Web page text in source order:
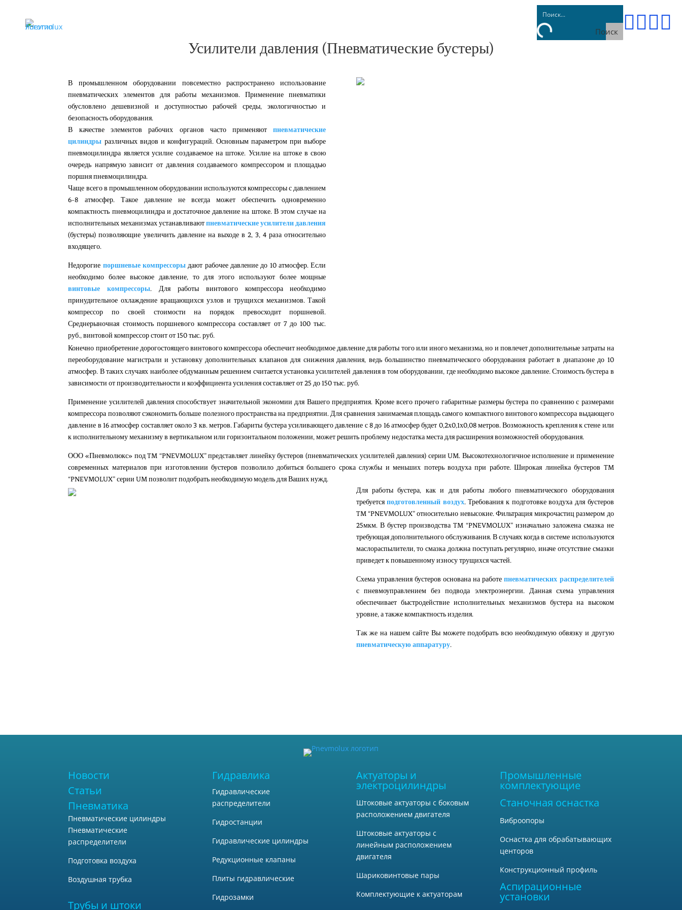
Поиск 
Усилители давления (Пневматические бустеры)
В промышленном оборудовании повсеместно распространено использование
пневматических элементов для работы механизмов. Применение пневматики
обусловлено дешевизной и доступностью рабочей среды, экологичностью и
безопасность оборудования.
В качестве элементов рабочих органов часто применяютпневматические
цилиндры различных видов и конфигураций. Основным параметром при выборе
пневмоцилиндра является усилие создаваемое на штоке. Усилие на штоке в свою
очередь напрямую зависит от давления создаваемого компрессором и площадью
поршня пневмоцилиндра.
Чаще всего в промышленном оборудовании используются компрессоры с давлением
6-8 атмосфер. Такое давление не всегда может обеспечить одновременно
компактность пневмоцилиндра и достаточное давление на штоке. В этом случае на
исполнительных механизмах устанавливаютпневматические усилители давления
(бустеры) позволяющие увеличить давление на выходе в 2, 3, 4 раза относительно
входящего.
Недорогие поршневые компрессоры дают рабочее давление до 10 атмосфер. Если
необходимо более высокое давление, то для этого используют более мощные
винтовые компрессоры. Для работы винтового компрессора необходимо
принудительное охлаждение вращающихся узлов и трущихся механизмов. Такой
компрессор по своей стоимости на порядок превосходит поршневой.
Среднерыночная стоимость поршневого компрессора составляет от 7 до 100 тыс.
руб., винтовой компрессор стоит от 150 тыс. руб.
Конечно приобретение дорогостоящего винтового компрессора обеспечит необходимое давление для работы того или иного механизма, но и повлечет дополнительные затраты на
переоборудование магистрали и установку дополнительных клапанов для снижения давления, ведь большинство пневматического оборудования работает в диапазоне до 10
атмосфер. В таких случаях наиболее обдуманным решением считается установка усилителей давления в том оборудовании, где необходимо высокое давление. Стоимость бустера в
зависимости от производительности и коэффициента усиления составляет от 25 до 150 тыс. руб.
Применение усилителей давления способствует значительной экономии для Вашего предприятия. Кроме всего прочего габаритные размеры бустера по сравнению с размерами
компрессора позволяют сэкономить больше полезного пространства на предприятии. Для сравнения занимаемая площадь самого компактного винтового компрессора выдающего
давление в 16 атмосфер составляет около 3 кв. метров. Габариты бустера усиливающего давление с 8 до 16 атмосфер будет 0,2х0,1х0,08 метров. Возможность крепления к стене или
к исполнительному механизму в вертикальном или горизонтальном положении, может решить проблему недостатка места для расширения возможностей оборудования.
ООО «Пневмолюкс» подTM “PNEVMOLUX”представляет линейкубустеров (пневматических усилителей давления) серии UM. Высокотехнологичное исполнение и применение
современных материалов при изготовлении бустеров позволило добиться большего срока службы и меньших потерь воздуха при работе. Широкая линейкабустеров TM
“PNEVMOLUX” серии UMпозволит подобрать необходимую модель для Ваших нужд.
Для работыбустера, как и для работы любого пневматического оборудования
требуетсяподготовленный воздух. Требования к подготовке воздуха для бустеров
TM “PNEVMOLUX”относительно невысокие.Фильтрация микрочастиц размером до
25мкм. В бустерпроизводстваTM “PNEVMOLUX”изначально заложена смазка не
требующая дополнительного обслуживания. В случаях когда в системе используются
маслораспылители, то смазка должна поступать регулярно, иначе отсутствие смазки
приведет к повышенному износу трущихся частей.
Схема управления бустеров основана на работепневматических распределителей
с пневмоуправлениембез подвода электроэнергии. Данная схема управления
обеспечивает быстродействие исполнительных механизмовбустера на высоком
уровне, а также компактность изделия.
Так же на нашем сайте Вы можете подобрать всю необходимую обвязку и другую
пневматическую аппаратуру.
Новости
Статьи
Пневматика
Пневматические цилиндры
Пневматические
распределители
Подготовка воздуха
Воздушная трубка
Трубы и штоки
Гидравлика
Гидравлические
распределители
Гидростанции
Гидравлические цилиндры
Редукционные клапаны
Плиты гидравлические
Гидрозамки
Актуаторы и
электроцилиндры
Штоковые актуаторы с боковым
расположением двигателя
Штоковые актуаторы с
линейным расположением
двигателя
Шариковинтовые пары
Комплектующие к актуаторам
Промышленные
комплектующие
Станочная оснастка
Виброопоры
Оснастка для обрабатывающих
центоров
Конструкционный профиль
Аспирационные
установки